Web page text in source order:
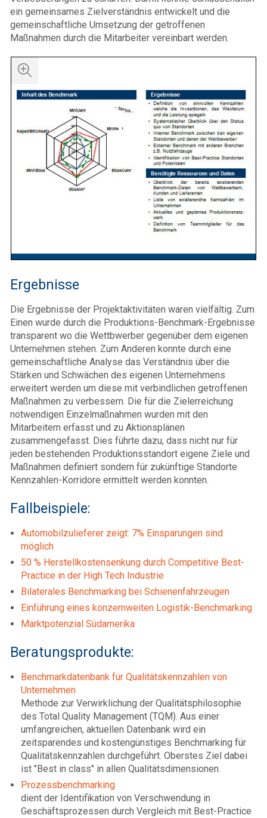
ein gemeinsames Zielverständnis entwickelt und die
gemeinschaftliche Umsetzung der getroffenen
Maßnahmen durch die Mitarbeiter vereinbart werden.
Ergebnisse
Die Ergebnisse der Projektaktivitäten waren vielfältig. Zum
Einen wurde durch die Produktions-Benchmark-Ergebnisse
transparent wo die Wettbwerber gegenüber dem eigenen
Unternehmen stehen. Zum Anderen konnte durch eine
gemeinschaftliche Analyse das Verständnis über die
Stärken und Schwächen des eigenen Unternehmens
erweitert werden um diese mit verbindlichen getroffenen
Maßnahmen zu verbessern. Die für die Zielerreichung
notwendigen Einzelmaßnahmen wurden mit den
Mitarbeitern erfasst und zu Aktionsplänen
zusammengefasst. Dies führte dazu, dass nicht nur für
jeden bestehenden Produktionsstandort eigene Ziele und
Maßnahmen definiert sondern für zukünftige Standorte
Kennzahlen-Korridore ermittelt werden konnten.
Fallbeispiele:
Automobilzulieferer zeigt: 7% Einsparungen sind
möglich
50 % Herstellkostensenkung durch Competitive Best-
Practice in der High Tech Industrie
Bilaterales Benchmarking bei Schienenfahrzeugen
Einführung eines konzernweiten Logistik-Benchmarking
Marktpotenzial Südamerika
Beratungsprodukte:
Benchmarkdatenbank für Qualitätskennzahlen von
Unternehmen
Methode zur Verwirklichung der Qualitätsphilosophie
des Total Quality Management (TQM). Aus einer
umfangreichen, aktuellen Datenbank wird ein
zeitsparendes und kostengünstiges Benchmarking für
Qualitätskennzahlen durchgeführt. Oberstes Ziel dabei
ist "Best in class" in allen Qualitätsdimensionen.
Prozessbenchmarking
dient der Identifikation von Verschwendung in
Geschäftsprozessen durch Vergleich mit Best-Practice